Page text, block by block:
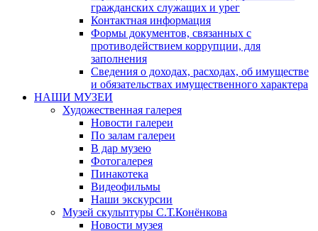
гражданских служащих и урег
Контактная информация
Формы документов, связанных с
противодействием коррупции, для
заполнения
Сведения о доходах, расходах, об имуществе
и обязательствах имущественного характера
НАШИ МУЗЕИ
Художественная галерея
Новости галереи
По залам галереи
В дар музею
Фотогалерея
Пинакотека
Видеофильмы
Наши экскурсии
Музей скульптуры С.Т.Конёнкова
Новости музея